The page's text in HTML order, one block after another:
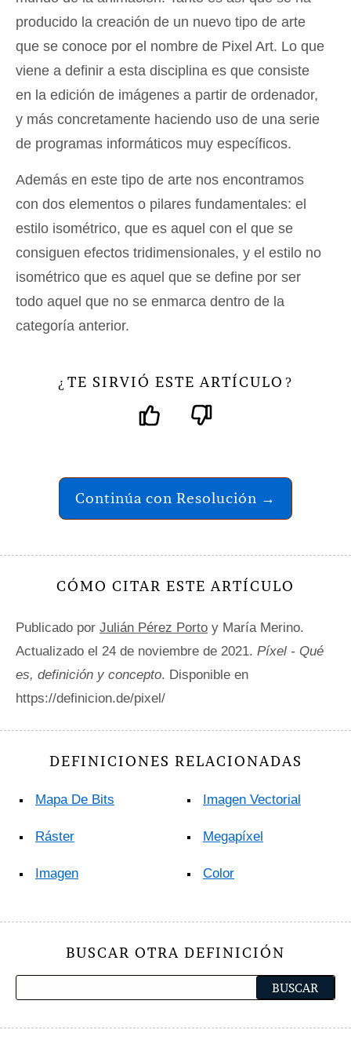
producido la creación de un nuevo tipo de arte
que se conoce por el nombre de Pixel Art. Lo que
viene a definir a esta disciplina es que consiste
en la edición de imágenes a partir de ordenador,
y más concretamente haciendo uso de una serie
de programas informáticos muy específicos.
Además en este tipo de arte nos encontramos
con dos elementos o pilares fundamentales: el
estilo isométrico, que es aquel con el que se
consiguen efectos tridimensionales, y el estilo no
isométrico que es aquel que se define por ser
todo aquel que no se enmarca dentro de la
categoría anterior.
¿ TE SIRVIÓ ESTE ARTÍCULO ?
Continúa con Resolución →
CÓMO CITAR ESTE ARTÍCULO
Publicado por Julián Pérez Porto y María Merino.
Actualizado el 24 de noviembre de 2021. Píxel - Qué
es, definición y concepto. Disponible en
https://definicion.de/pixel/
DEFINICIONES RELACIONADAS
Mapa De Bits
Ráster
Imagen
Imagen Vectorial
Megapíxel
Color
BUSCAR OTRA DEFINICIÓN